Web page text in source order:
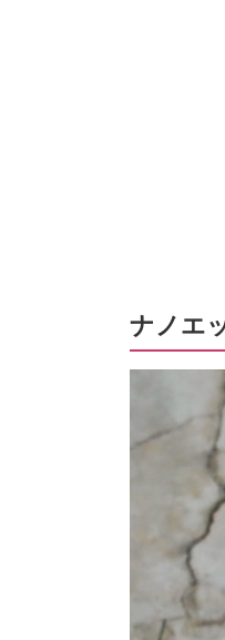
ナノエ